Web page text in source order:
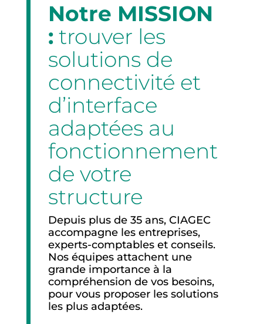
Notre MISSION
:trouver les
solutions de
connectivité et
d’interface
adaptées au
fonctionnement
de votre
structure
Depuis plus de 35 ans, CIAGEC
accompagne les entreprises,
experts-comptables et conseils.
Nos équipes attachent une
grande importance à la
compréhension de vos besoins,
pour vous proposer les solutions
les plus adaptées.